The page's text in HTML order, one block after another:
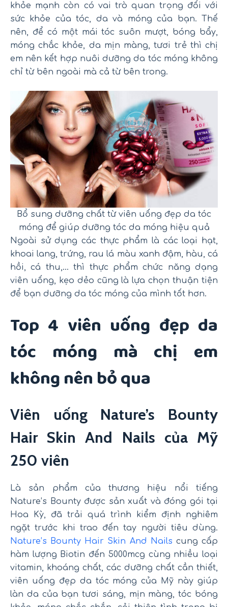
khỏe mạnh còn có vai trò quan trọng đối với
sức khỏe của tóc, da và móng của bạn. Thế
nên, để có một mái tóc suôn mượt, bóng bẩy,
móng chắc khỏe, da mịn màng, tươi trẻ thì chị
em nên kết hợp nuôi dưỡng da tóc móng không
chỉ từ bên ngoài mà cả từ bên trong.
Bổ sung dưỡng chất từ viên uống đẹp da tóc
móng để giúp dưỡng tóc da móng hiệu quả
Ngoài sử dụng các thực phẩm là các loại hạt,
khoai lang, trứng, rau lá màu xanh đậm, hàu, cá
hồi, cá thu,… thì thực phẩm chức năng dạng
viên uống, kẹo dẻo cũng là lựa chọn thuận tiện
để bạn dưỡng da tóc móng của mình tốt hơn.
Top 4 viên uống đẹp da
tóc móng mà chị em
không nên bỏ qua
Viên uống Nature’s Bounty
Hair Skin And Nails của Mỹ
250 viên
Là sản phẩm của thương hiệu nổi tiếng
Nature’s Bounty được sản xuất và đóng gói tại
Hoa Kỳ, đã trải quá trình kiểm định nghiêm
ngặt trước khi trao đến tay người tiêu dùng.
Nature’s Bounty Hair Skin And Nails cung cấp
hàm lượng Biotin đến 5000mcg cùng nhiều loại
vitamin, khoáng chất, các dưỡng chất cần thiết,
viên uống đẹp da tóc móng của Mỹ này giúp
làn da của bạn tươi sáng, mịn màng, tóc bóng